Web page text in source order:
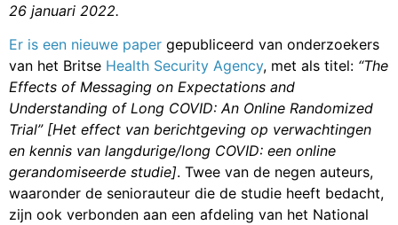
26 januari 2022.
Er is een nieuwe paper gepubliceerd van onderzoekers
van het Britse Health Security Agency, met als titel: “The
Effects of Messaging on Expectations and
Understanding of Long COVID: An Online Randomized
Trial” [Het effect van berichtgeving op verwachtingen
en kennis van langdurige/long COVID: een online
gerandomiseerde studie]. Twee van de negen auteurs,
waaronder de seniorauteur die de studie heeft bedacht,
zijn ook verbonden aan een afdeling van het National